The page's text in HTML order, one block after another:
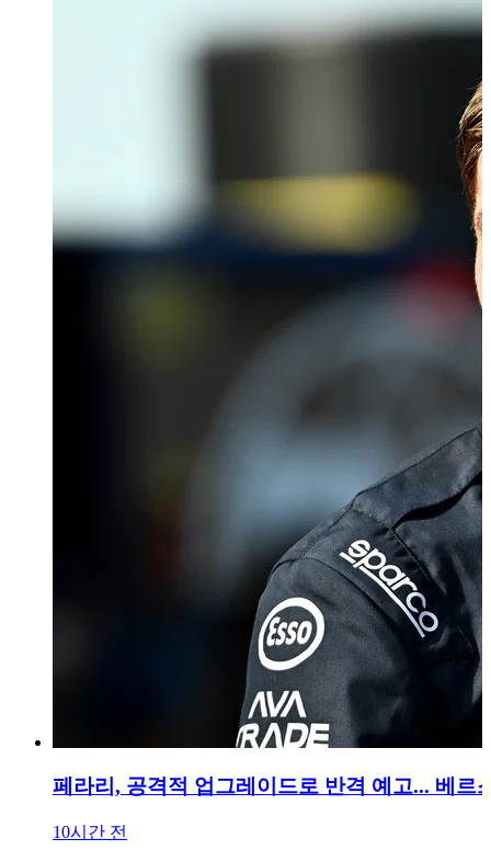
페라리, 공격적 업그레이드로 반격 예고... 베르
10시간 전